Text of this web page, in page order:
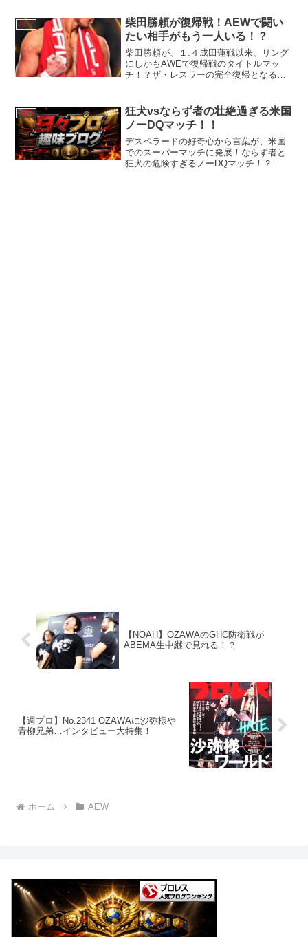
AEW
柴田勝頼が復帰戦！AEWで闘い
たい相手がもう一人いる！？
柴田勝頼が、１.４成田蓮戦以来、リング
にしかもAWEで復帰戦のタイトルマッ
チ！？ザ・レスラーの完全復帰となるの
AEW
狂犬vsならず者の壮絶過ぎる米国
ノーDQマッチ！！
デスペラードの好奇心から言葉が、米国
でのスーパーマッチに発展！ならず者と
狂犬の危険すぎるノーDQマッチ！？
【NOAH】OZAWAのGHC防衛戦が
ABEMA生中継で見れる！？
【週プロ】No.2341 OZAWAに沙弥様や
青柳兄弟…インタビュー大特集！
ホーム AEW